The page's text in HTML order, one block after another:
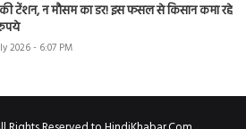
टेंशन, न मौसम का डर! इस फसल से किसान कमा रहे
2026 - 6:07 PM